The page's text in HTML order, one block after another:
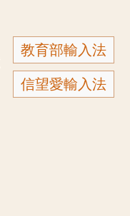
教育部輸入法
信望愛輸入法